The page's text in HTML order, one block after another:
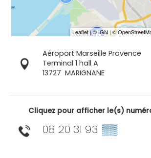
Aéroport Marseille Provence
Terminal 1 hall A
13727 MARIGNANE
Cliquez pour afficher le(s)
08 20 31 93 ▒▒